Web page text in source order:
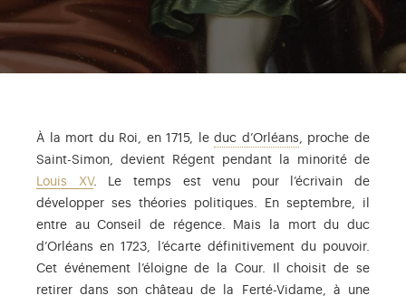
À la mort du Roi, en 1715, leduc d’OrléansEn 1715, à la
, proche de
Saint-Simon, devient Régent pendant la minorité de
Louis XV. Le temps est venu pour l’écrivain de
développer ses théories politiques. En septembre, il
entre au Conseil de régence. Mais la mort du duc
d’Orléans en 1723, l’écarte définitivement du pouvoir.
Cet événement l’éloigne de la Cour. Il choisit de se
retirer dans son château de la Ferté-Vidame, à une